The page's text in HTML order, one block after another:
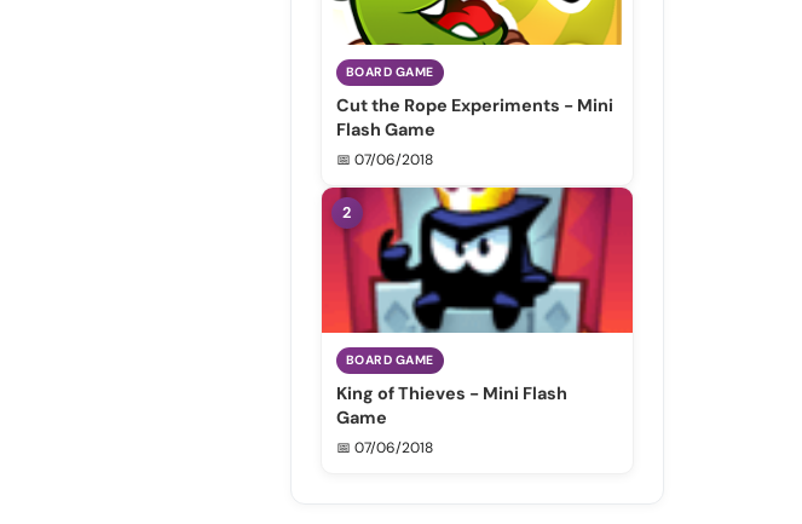
BOARD GAME
Cut the Rope Experiments - Mini
Flash Game
📅 07/06/2018
2
BOARD GAME
King of Thieves - Mini Flash
Game
📅 07/06/2018